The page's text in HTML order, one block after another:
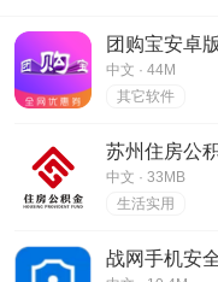
团购宝安卓
中文 · 44M
其它软件
苏州住房公
中文 · 33MB
生活实用
战网手机安